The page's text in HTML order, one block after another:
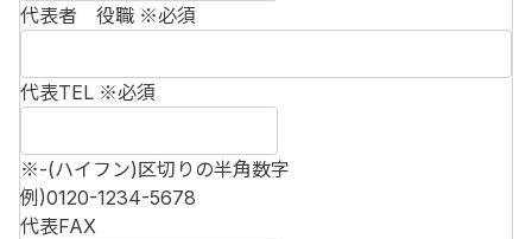
代表者 役職 ※必須
代表TEL ※必須
※-(ハイフン)区切りの半角数字
例)0120-1234-5678
代表FAX